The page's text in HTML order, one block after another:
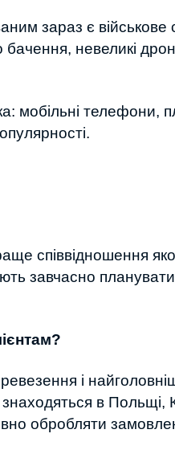
зараз є
невеликі
мобільні телефони,
співвідношення
завчасно
і
в Польщі,
обробляти